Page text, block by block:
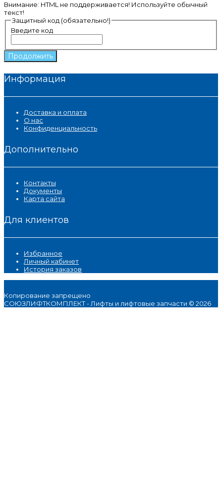
Внимание: HTML не поддерживается! Используйте обычный
текст!
Защитный код (обязательно!)
Введите код
Продолжить
Информация
Доставка и оплата
О нас
Конфиденциальность
Дополнительно
Контакты
Документы
Карта сайта
Для клиентов
Избранное
Личный кабинет
История заказов
Копирование запрещено
СОЮЗЛИФТКОМПЛЕКТ - Лифты и лифтовые запчасти © 2026